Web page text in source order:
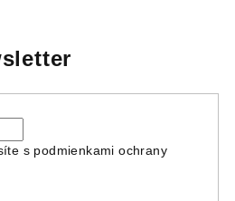
i
v
i
s podmienkami ochrany